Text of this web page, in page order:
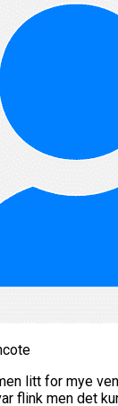
litt for mye
flink men det